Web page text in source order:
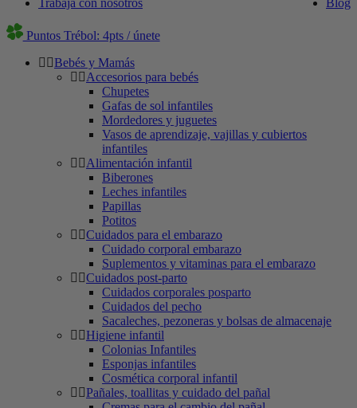
Puntos Trébol: 4pts / únete
Bebés y Mamás
Accesorios para bebés
Chupetes
Gafas de sol infantiles
Mordedores y juguetes
Vasos de aprendizaje, vajillas y cubiertos
infantiles
Alimentación infantil
Biberones
Leches infantiles
Papillas
Potitos
Cuidados para el embarazo
Cuidado corporal embarazo
Suplementos y vitaminas para el embarazo
Cuidados post-parto
Cuidados corporales posparto
Cuidados del pecho
Sacaleches, pezoneras y bolsas de almacenaje
Higiene infantil
Colonias Infantiles
Esponjas infantiles
Cosmética corporal infantil
Pañales, toallitas y cuidado del pañal